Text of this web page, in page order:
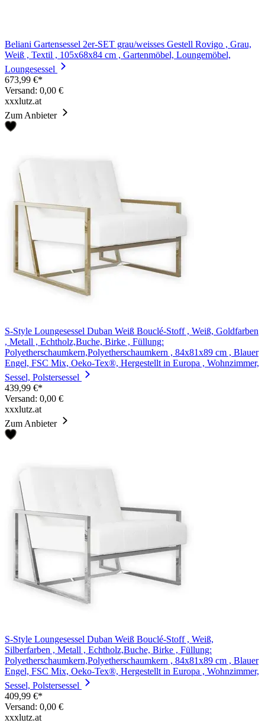
Beliani Gartensessel 2er-SET grau/weisses Gestell Rovigo , Grau,
Weiß , Textil , 105x68x84 cm , Gartenmöbel, Loungemöbel,
Loungesessel
673,99 €*
Versand: 0,00 €
xxxlutz.at
Zum Anbieter
S-Style Loungesessel Duban Weiß Bouclé-Stoff , Weiß, Goldfarben
, Metall , Echtholz,Buche, Birke , Füllung:
Polyetherschaumkern,Polyetherschaumkern , 84x81x89 cm , Blauer
Engel, FSC Mix, Oeko-Tex®, Hergestellt in Europa , Wohnzimmer,
Sessel, Polstersessel
439,99 €*
Versand: 0,00 €
xxxlutz.at
Zum Anbieter
S-Style Loungesessel Duban Weiß Bouclé-Stoff , Weiß,
Silberfarben , Metall , Echtholz,Buche, Birke , Füllung:
Polyetherschaumkern,Polyetherschaumkern , 84x81x89 cm , Blauer
Engel, FSC Mix, Oeko-Tex®, Hergestellt in Europa , Wohnzimmer,
Sessel, Polstersessel
409,99 €*
Versand: 0,00 €
xxxlutz.at